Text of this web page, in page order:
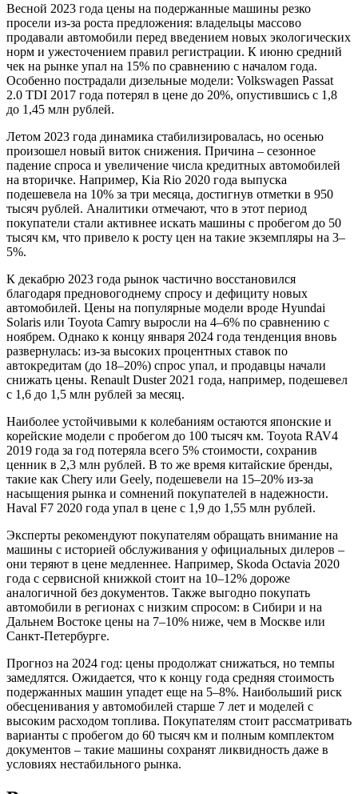
Весной 2023 года цены на подержанные машины резко
просели из-за роста предложения: владельцы массово
продавали автомобили перед введением новых экологических
норм и ужесточением правил регистрации. К июню средний
чек на рынке упал на 15% по сравнению с началом года.
Особенно пострадали дизельные модели: Volkswagen Passat
2.0 TDI 2017 года потерял в цене до 20%, опустившись с 1,8
до 1,45 млн рублей.
Летом 2023 года динамика стабилизировалась, но осенью
произошел новый виток снижения. Причина – сезонное
падение спроса и увеличение числа кредитных автомобилей
на вторичке. Например, Kia Rio 2020 года выпуска
подешевела на 10% за три месяца, достигнув отметки в 950
тысяч рублей. Аналитики отмечают, что в этот период
покупатели стали активнее искать машины с пробегом до 50
тысяч км, что привело к росту цен на такие экземпляры на 3–
5%.
К декабрю 2023 года рынок частично восстановился
благодаря предновогоднему спросу и дефициту новых
автомобилей. Цены на популярные модели вроде Hyundai
Solaris или Toyota Camry выросли на 4–6% по сравнению с
ноябрем. Однако к концу января 2024 года тенденция вновь
развернулась: из-за высоких процентных ставок по
автокредитам (до 18–20%) спрос упал, и продавцы начали
снижать цены. Renault Duster 2021 года, например, подешевел
с 1,6 до 1,5 млн рублей за месяц.
Наиболее устойчивыми к колебаниям остаются японские и
корейские модели с пробегом до 100 тысяч км. Toyota RAV4
2019 года за год потеряла всего 5% стоимости, сохранив
ценник в 2,3 млн рублей. В то же время китайские бренды,
такие как Chery или Geely, подешевели на 15–20% из-за
насыщения рынка и сомнений покупателей в надежности.
Haval F7 2020 года упал в цене с 1,9 до 1,55 млн рублей.
Эксперты рекомендуют покупателям обращать внимание на
машины с историей обслуживания у официальных дилеров –
они теряют в цене медленнее. Например, Skoda Octavia 2020
года с сервисной книжкой стоит на 10–12% дороже
аналогичной без документов. Также выгодно покупать
автомобили в регионах с низким спросом: в Сибири и на
Дальнем Востоке цены на 7–10% ниже, чем в Москве или
Санкт-Петербурге.
Прогноз на 2024 год: цены продолжат снижаться, но темпы
замедлятся. Ожидается, что к концу года средняя стоимость
подержанных машин упадет еще на 5–8%. Наибольший риск
обесценивания у автомобилей старше 7 лет и моделей с
высоким расходом топлива. Покупателям стоит рассматривать
варианты с пробегом до 60 тысяч км и полным комплектом
документов – такие машины сохранят ликвидность даже в
условиях нестабильного рынка.